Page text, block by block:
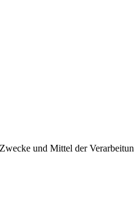
und Mittel der